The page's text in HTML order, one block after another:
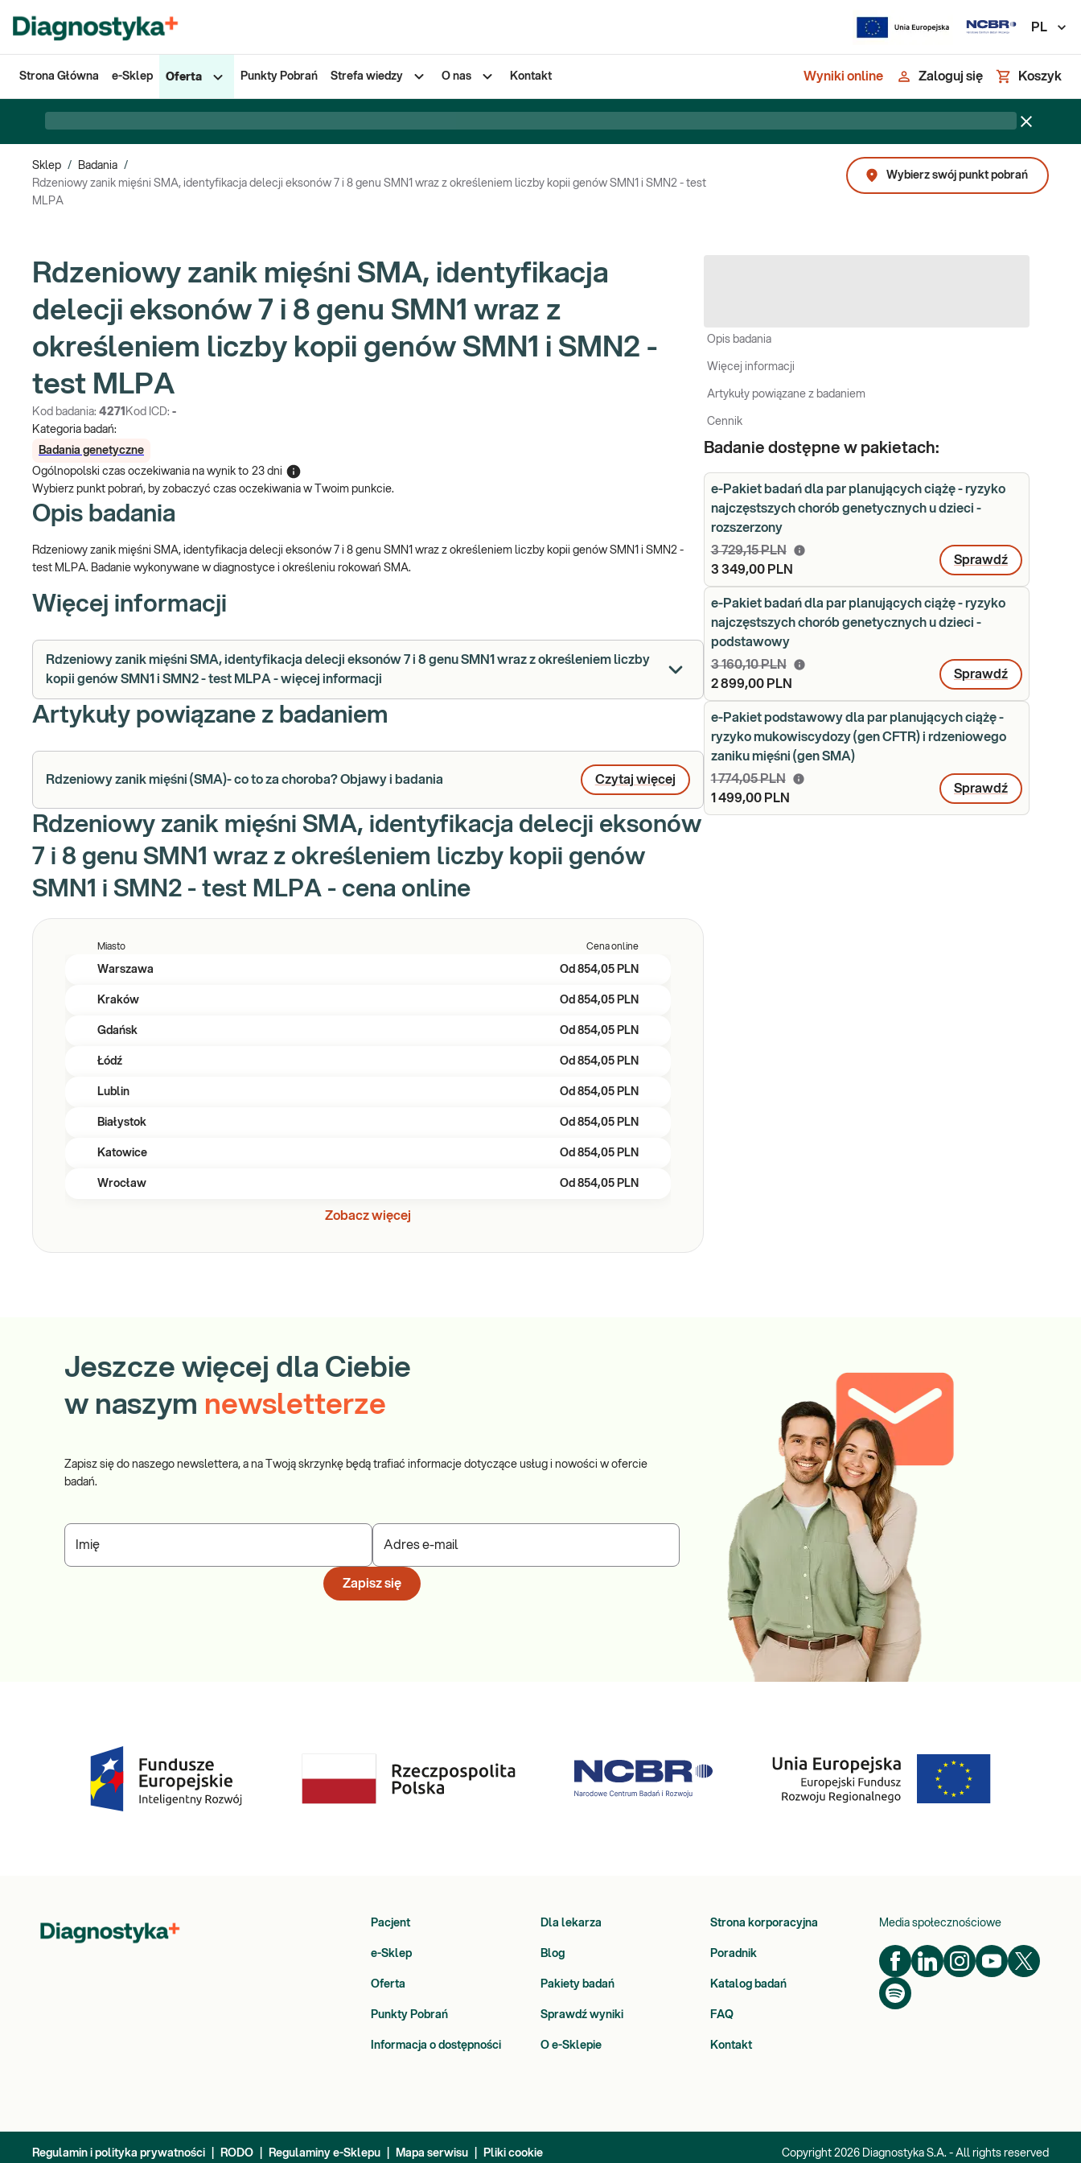
PL
Strona Główna e-Sklep Oferta Punkty Pobrań Strefa wiedzy O nas Kontakt Wyniki online Zaloguj się Koszyk
Sklep / Badania /
Rdzeniowy zanik mięśni SMA, identyfikacja delecji eksonów 7 i 8 genu SMN1 wraz z określeniem liczby kopii genów SMN1 i SMN2 - test
MLPA
Wybierz swój punkt pobrań
Rdzeniowy zanik mięśni SMA, identyfikacja
delecji eksonów 7 i 8 genu SMN1 wraz z
określeniem liczby kopii genów SMN1 i SMN2 -
test MLPA
Kod badania: 4271 Kod ICD: -
Kategoria badań:
Badania genetyczne
Ogólnopolski czas oczekiwania na wynik to 23 dni
Wybierz punkt pobrań, by zobaczyć czas oczekiwania w Twoim punkcie.
Opis badania
Rdzeniowy zanik mięśni SMA, identyfikacja delecji eksonów 7 i 8 genu SMN1 wraz z określeniem liczby kopii genów SMN1 i SMN2 -
test MLPA. Badanie wykonywane w diagnostyce i określeniu rokowań SMA.
Więcej informacji
Rdzeniowy zanik mięśni SMA, identyfikacja delecji eksonów 7 i 8 genu SMN1 wraz z określeniem liczby
kopii genów SMN1 i SMN2 - test MLPA - więcej informacji
Artykuły powiązane z badaniem
Rdzeniowy zanik mięśni (SMA)- co to za choroba? Objawy i badania Czytaj więcej
Rdzeniowy zanik mięśni SMA, identyfikacja delecji eksonów
7 i 8 genu SMN1 wraz z określeniem liczby kopii genów
SMN1 i SMN2 - test MLPA - cena online
Miasto Cena online
Warszawa Od 854,05 PLN
Kraków Od 854,05 PLN
Gdańsk Od 854,05 PLN
Łódź Od 854,05 PLN
Lublin Od 854,05 PLN
Białystok Od 854,05 PLN
Katowice Od 854,05 PLN
Wrocław Od 854,05 PLN
Zobacz więcej
Opis badania
Więcej informacji
Artykuły powiązane z badaniem
Cennik
Badanie dostępne w pakietach:
e-Pakiet badań dla par planujących ciążę - ryzyko
najczęstszych chorób genetycznych u dzieci -
rozszerzony
3 729,15 PLN
3 349,00 PLN
Sprawdź
e-Pakiet badań dla par planujących ciążę - ryzyko
najczęstszych chorób genetycznych u dzieci -
podstawowy
3 160,10 PLN
2 899,00 PLN
Sprawdź
e-Pakiet podstawowy dla par planujących ciążę -
ryzyko mukowiscydozy (gen CFTR) i rdzeniowego
zaniku mięśni (gen SMA)
1 774,05 PLN
1 499,00 PLN
Sprawdź
Jeszcze więcej dla Ciebie
w naszym newsletterze
Zapisz się do naszego newslettera, a na Twoją skrzynkę będą trafiać informacje dotyczące usług i nowości w ofercie
badań.
Imię Adres e-mail
Zapisz się
Pacjent Dla lekarza Strona korporacyjna
e-Sklep Blog Poradnik
Oferta Pakiety badań Katalog badań
Punkty Pobrań Sprawdź wyniki FAQ
Informacja o dostępności O e-Sklepie Kontakt
Media społecznościowe
Regulamin i polityka prywatności RODO Regulaminy e-Sklepu Mapa serwisu Pliki cookie Copyright 2026 Diagnostyka S.A. - All rights reserved